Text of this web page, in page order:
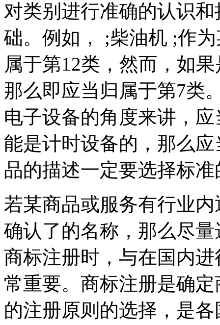
对类别进行准确的认识
础。例如， ;柴油机 ;作
属于第12类，然而，如
那么即应当归属于第7类
电子设备的角度来讲，
能是计时设备的，那么
品的描述一定要选择标
若某商品或服务有行业
确认了的名称，那么尽
商标注册时，与在国内
常重要。商标注册是确
的注册原则的选择，是